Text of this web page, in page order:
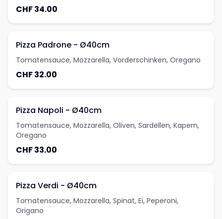
CHF 34.00
Pizza Padrone - Ø40cm
Tomatensauce, Mozzarella, Vorderschinken, Oregano
CHF 32.00
Pizza Napoli - Ø40cm
Tomatensauce, Mozzarella, Oliven, Sardellen, Kapern,
Oregano
CHF 33.00
Pizza Verdi - Ø40cm
Tomatensauce, Mozzarella, Spinat, Ei, Peperoni,
Origano